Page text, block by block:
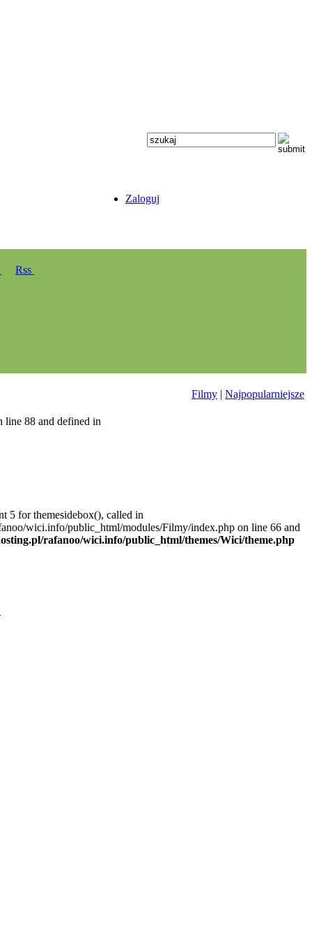
Zaloguj
Rss
Filmy | Najpopularniejsze
line 88 and defined in
5 for themesidebox(), called in
wici.info/public_html/modules/Filmy/index.php on line 66 and
rafanoo/wici.info/public_html/themes/Wici/theme.php